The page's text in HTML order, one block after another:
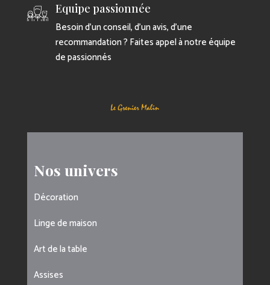
Equipe passionnée
Besoin d’un conseil, d’un avis, d’une
recommandation ? Faites appel à notre équipe
de passionnés
Nos univers
Décoration
Linge de maison
Art de la table
Assises